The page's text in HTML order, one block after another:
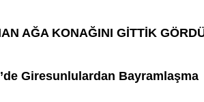
AĞA KONAĞINI GİTTİK
Giresunlulardan Bayramlaşma